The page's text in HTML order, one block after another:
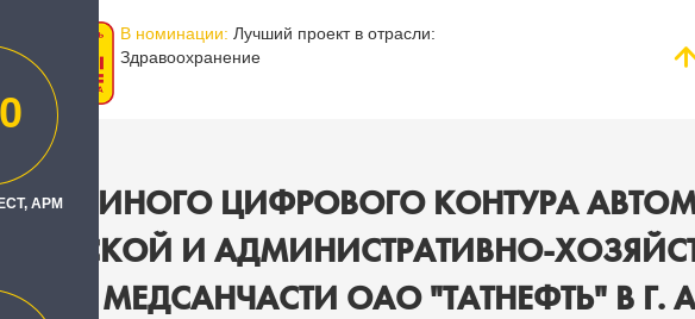
В номинации: Лучший проект в отрасли:
Здравоохранение
ЕДИНОГО ЦИФРОВОГО КОНТУРА
И АДМИНИСТРАТИВНО-
МЕДСАНЧАСТИ ОАО "ТАТНЕФТЬ" В Г.
АРМ